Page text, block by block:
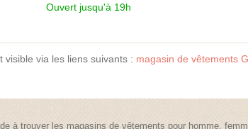
Ouvert jusqu'à 19h
via les liens suivants : magasin de vêtements
à trouver les magasins de vêtements pour homme,